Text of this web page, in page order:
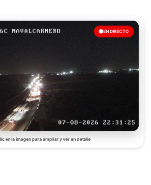
EN DIRECTO
en la imagen para ampliar y ver en detalle